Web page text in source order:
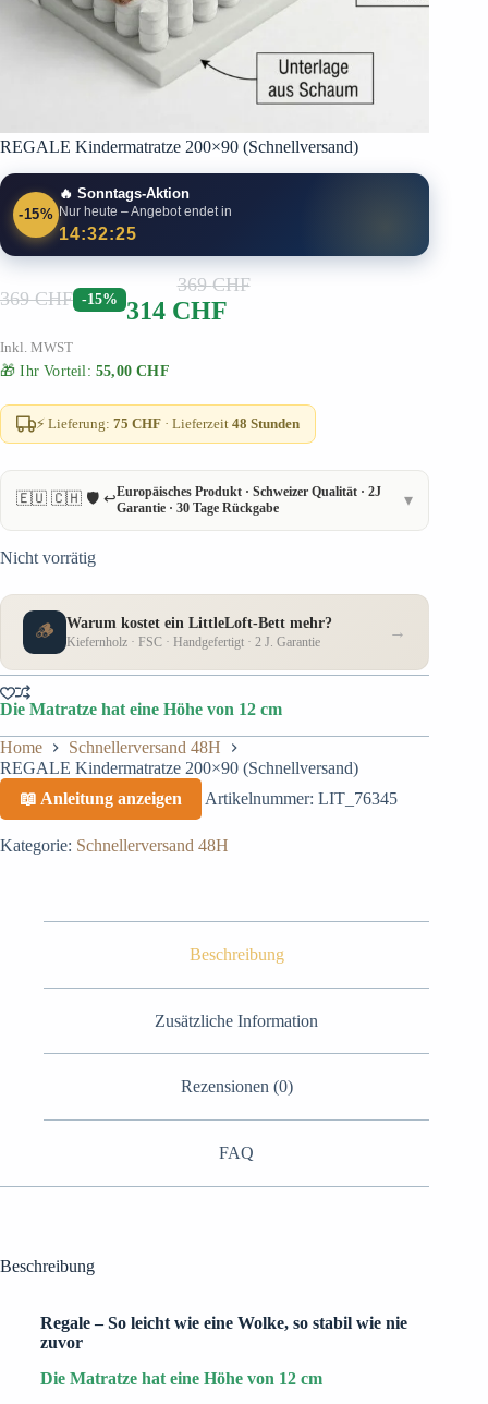
REGALE Kindermatratze 200×90 (Schnellversand)
-15%
🔥 Sonntags-Aktion
Nur heute – Angebot endet in
14:32:24
-15%
369CHF
369CHF
314 CHF
Inkl. MWST
🎁 Ihr Vorteil: 55,00 CHF
⚡ Lieferung: 75 CHF · Lieferzeit 48 Stunden
🇪🇺 🇨🇭 🛡️ ↩️Europäisches Produkt · Schweizer Qualität · 2J
Garantie · 30 Tage Rückgabe
▾
🛡️ 2 Jahre Garantie
🌿 FSC Zertifikat
🔧 Montage-Dienstleistung verfügbar
📦 Zuverlässige Lieferung
Nicht vorrätig
🪵 Warum kostet ein LittleLoft-Bett mehr?
Kiefernholz · FSC · Handgefertigt · 2 J. Garantie
→
Die Matratze hat eine Höhe von 12 cm
Home
Schnellerversand 48H
REGALE Kindermatratze 200×90 (Schnellversand)
📖 Anleitung anzeigen
Artikelnummer: LIT_76345
Kategorie: Schnellerversand 48H
Beschreibung
Zusätzliche Information
Rezensionen (0)
FAQ
Beschreibung
Regale – So leicht wie eine Wolke, so stabil wie nie
zuvor
Die Matratze hat eine Höhe von 12 cm